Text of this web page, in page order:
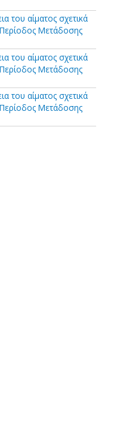
του αίματος σχετικά
Μετάδοσης
του αίματος σχετικά
Μετάδοσης
του αίματος σχετικά
Μετάδοσης